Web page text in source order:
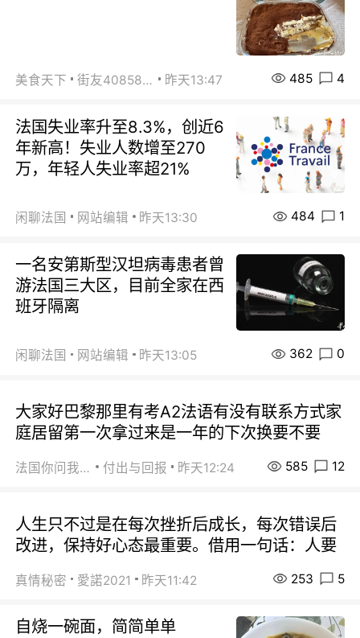
美食天下 街友40858442 昨天13:47 485 4
法国失业率升至8.3%，创近6
年新高！失业人数增至270
万，年轻人失业率超21%
闲聊法国 网站编辑 昨天13:30 484 1
一名安第斯型汉坦病毒患者曾
游法国三大区，目前全家在西
班牙隔离
闲聊法国 网站编辑 昨天13:05 362 0
大家好巴黎那里有考A2法语有没有联系方式家
庭居留第一次拿过来是一年的下次换要不要
法国你问我答 付出与回报 昨天12:24 585 12
人生只不过是在每次挫折后成长，每次错误后
改进，保持好心态最重要。借用一句话：人要
真情秘密 愛諾2021 昨天11:42 253 5
自烧一碗面，简简单单